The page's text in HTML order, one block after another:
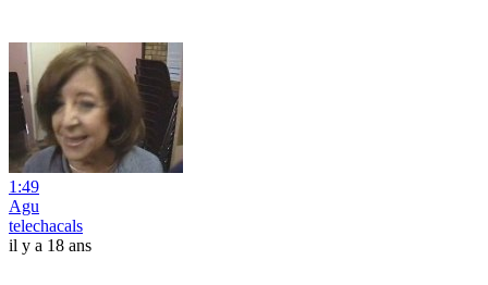
1:49
Agu
telechacals
il y a 18 ans